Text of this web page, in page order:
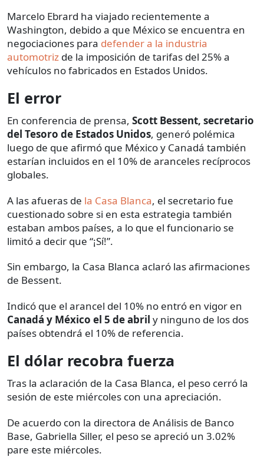
Marcelo Ebrard ha viajado recientemente a
Washington, debido a que México se encuentra en
negociaciones para defender a la industria
automotriz de la imposición de tarifas del 25% a
vehículos no fabricados en Estados Unidos.
El error
En conferencia de prensa, Scott Bessent, secretario
del Tesoro de Estados Unidos, generó polémica
luego de que afirmó que México y Canadá también
estarían incluidos en el 10% de aranceles recíprocos
globales.
A las afueras de la Casa Blanca, el secretario fue
cuestionado sobre si en esta estrategia también
estaban ambos países, a lo que el funcionario se
limitó a decir que “¡Sí!”.
Sin embargo, la Casa Blanca aclaró las afirmaciones
de Bessent.
Indicó que el arancel del 10% no entró en vigor en
Canadá y México el 5 de abril y ninguno de los dos
países obtendrá el 10% de referencia.
El dólar recobra fuerza
Tras la aclaración de la Casa Blanca, el peso cerró la
sesión de este miércoles con una apreciación.
De acuerdo con la directora de Análisis de Banco
Base, Gabriella Siller, el peso se apreció un 3.02%
pare este miércoles.